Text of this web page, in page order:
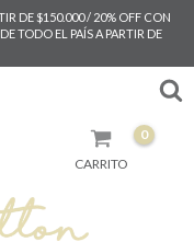
DE $150.000 / 20% OFF CON
TODO EL PAÍS A PARTIR DE
CARRITO
0